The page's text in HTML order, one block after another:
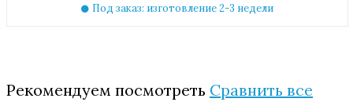
Под заказ: изготовление 2-3 недели
Рекомендуем посмотреть Сравнить все